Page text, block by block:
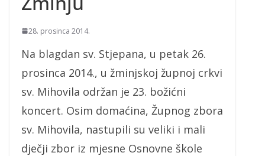
28. prosinca 2014.
Na blagdan sv. Stjepana, u petak 26.
prosinca 2014., u žminjskoj župnoj crkvi
sv. Mihovila održan je 23. božićni
koncert. Osim domaćina, Župnog zbora
sv. Mihovila, nastupili su veliki i mali
dječji zbor iz mjesne Osnovne škole